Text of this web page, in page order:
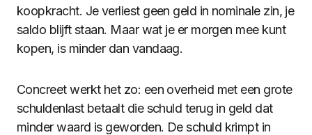
koopkracht. Je verliest geen geld in nominale zin, je
saldo blijft staan. Maar wat je er morgen mee kunt
kopen, is minder dan vandaag.
Concreet werkt het zo: een overheid met een grote
schuldenlast betaalt die schuld terug in geld dat
minder waard is geworden. De schuld krimpt in